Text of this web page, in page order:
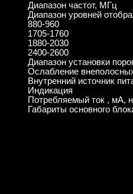
Диапазон частот, МГц
Диапазон уровней
880-960
1705-1760
1880-2030
2400-2600
Диапазон установки
Ослабление
Внутренний источник
Индикация
Потребляемый ток , мА,
Габариты основного